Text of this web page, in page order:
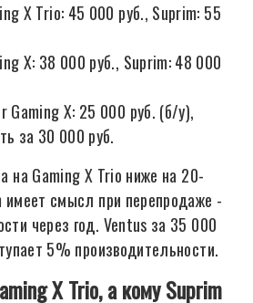
X Trio: 45 000 руб., Suprim: 55
X: 38 000 руб., Suprim: 48 000
Gaming X: 25 000 руб. (б/у),
за 30 000 руб.
на Gaming X Trio ниже на 20-
смысл при перепродаже -
через год. Ventus за 35 000
5% производительности.
X Trio, а кому Suprim